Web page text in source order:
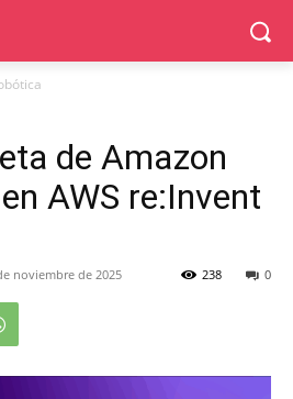
de Amazon
AWS re:Invent
noviembre de 2025 0
238